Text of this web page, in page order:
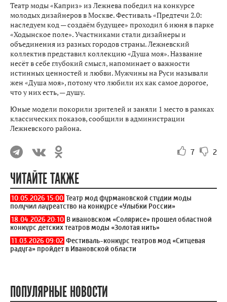
Театр моды «Каприз» из Лежнева победил на конкурсе
молодых дизайнеров в Москве. Фестиваль «Предтечи 2.0:
наследуем код — создаём будущее» проходил 6 июня в парке
«Ходынское поле». Участниками стали дизайнеры и
объединения из разных городов страны. Лежневский
коллектив представил коллекцию «Душа моя». Название
несёт в себе глубокий смысл, напоминает о важности
истинных ценностей и любви. Мужчины на Руси называли
жен «Душа моя», потому что любили их как самое дорогое,
что у них есть, — душу.
Юные модели покорили зрителей и заняли 1 место в рамках
классических показов, сообщили в администрации
Лежневского района.
7 2
ЧИТАЙТЕ ТАКЖЕ
10.05.2026 15:00 Театр мод фурмановской студии моды
получил лауреатство на конкурсе «Улыбки России»
18.04.2026 20:10 В ивановском «Солярисе» прошел областной
конкурс детских театров моды «Золотая нить»
11.03.2026 09:02 Фестиваль-конкурс театров мод «Ситцевая
радуга» пройдет в Ивановской области
ПОПУЛЯРНЫЕ НОВОСТИ